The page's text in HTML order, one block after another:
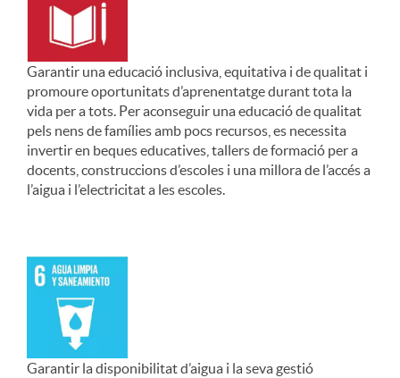
Garantir una educació inclusiva, equitativa i de qualitat i
promoure oportunitats d’aprenentatge durant tota la
vida per a tots. Per aconseguir una educació de qualitat
pels nens de famílies amb pocs recursos, es necessita
invertir en beques educatives, tallers de formació per a
docents, construccions d’escoles i una millora de l’accés a
l’aigua i l’electricitat a les escoles.
Garantir la disponibilitat d’aigua i la seva gestió